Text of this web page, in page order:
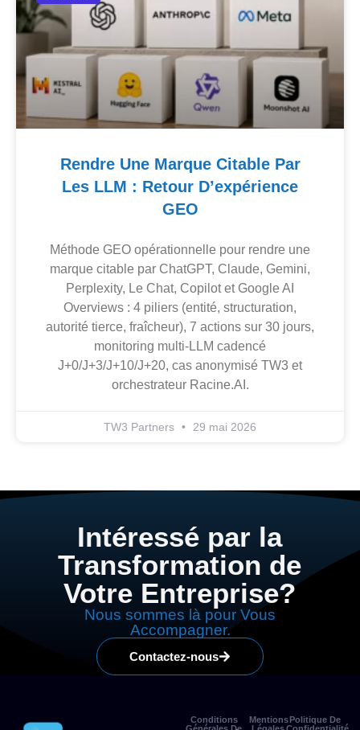
Rendre Une Marque Citable Par
Les LLM : Retour D’expérience
GEO
Méthode GEO opérationnelle pour rendre une
marque citable par ChatGPT, Claude, Gemini,
Perplexity, Le Chat, Copilot et Google AI
Overviews : 4 piliers (entité, structuration,
autorité tierce, fraîcheur), 7 actions sur 30 jours,
monitoring multi-LLM cadencé
J+0/J+3/J+10/J+20, cas anonymisé TW3 et
orchestrateur Racine.AI.
TW3 Partners 29 mai 2026
Intéressé par la
Transformation de
Votre Entreprise?
Nous sommes là pour Vous
Accompagner.
Contactez-nous
Conditions
Mentions Politique De